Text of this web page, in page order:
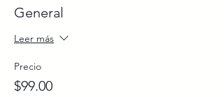
General
Leer más
Precio
$99.00